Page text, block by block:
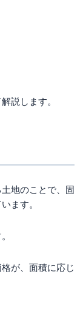
説します。
地のことで、固
ます。
が、面積に応じ